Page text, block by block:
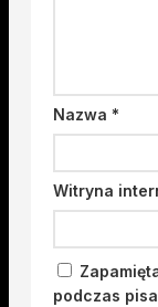
Nazwa *
Witryna
podczas